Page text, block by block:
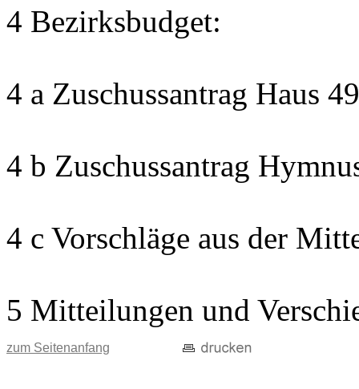
4 Bezirksbudget:
4 a Zuschussantrag Haus 49
4 b Zuschussantrag
4 c Vorschläge aus der
5 Mitteilungen und
zum Seitenanfang